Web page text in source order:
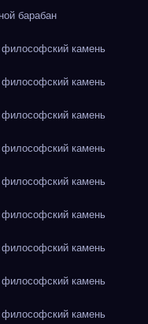
барабан
камень
камень
камень
камень
камень
камень
камень
камень
камень